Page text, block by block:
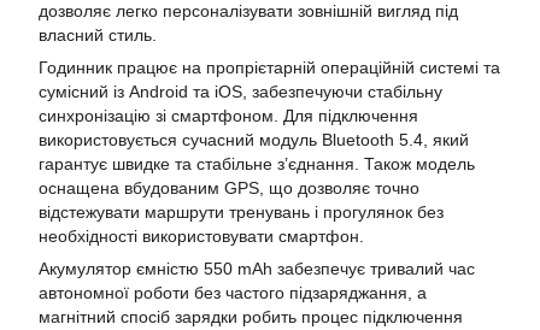
дозволяє легко персоналізувати зовнішній вигляд під
власний стиль.
Годинник працює на пропрієтарній операційній системі та
сумісний із Android та iOS, забезпечуючи стабільну
синхронізацію зі смартфоном. Для підключення
використовується сучасний модуль Bluetooth 5.4, який
гарантує швидке та стабільне з’єднання. Також модель
оснащена вбудованим GPS, що дозволяє точно
відстежувати маршрути тренувань і прогулянок без
необхідності використовувати смартфон.
Акумулятор ємністю 550 mAh забезпечує тривалий час
автономної роботи без частого підзаряджання, а
магнітний спосіб зарядки робить процес підключення